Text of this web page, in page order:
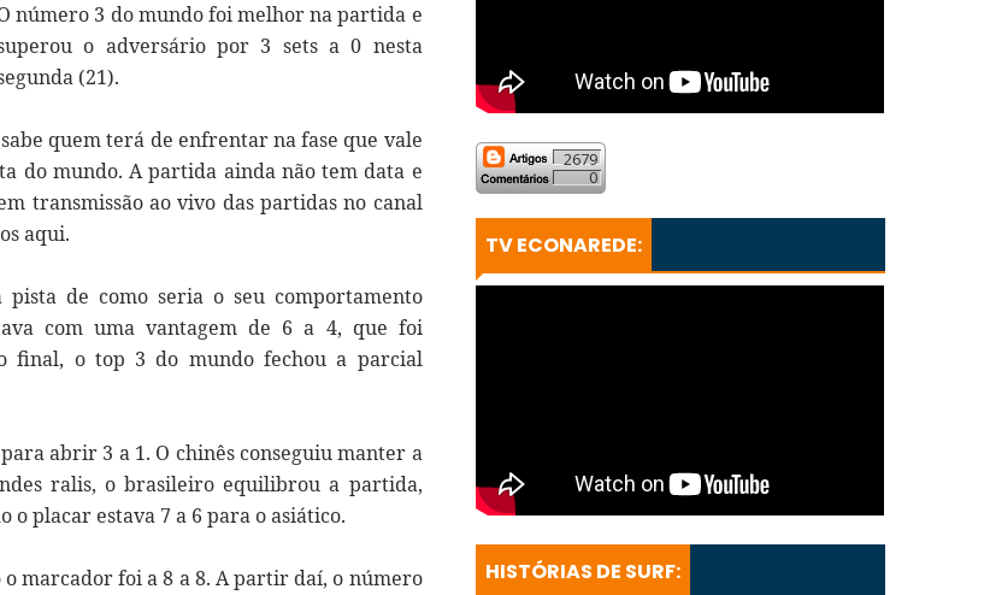
número 3 do mundo foi melhor na partida e
o adversário por 3 sets a 0 nesta
(21).
quem terá de enfrentar na fase que vale
do mundo. A partida ainda não tem data e
transmissão ao vivo das partidas no canal
aqui.
de como seria o seu comportamento
com uma vantagem de 6 a 4, que foi
final, o top 3 do mundo fechou a parcial
abrir 3 a 1. O chinês conseguiu manter a
ralis, o brasileiro equilibrou a partida,
placar estava 7 a 6 para o asiático.
marcador foi a 8 a 8. A partir daí, o número
2679
0
TV ECONAREDE:
HISTÓRIAS DE SURF: